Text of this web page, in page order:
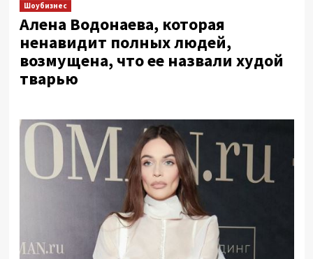
Шоубизнес
Алена Водонаева, которая
ненавидит полных людей,
возмущена, что ее назвали худой
тварью